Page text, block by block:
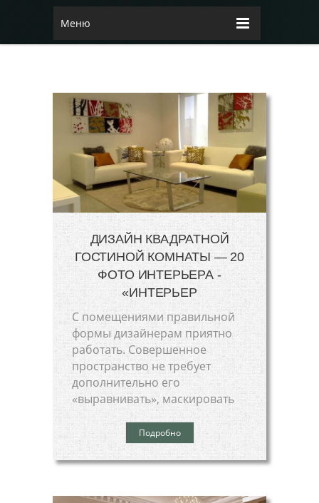
Меню
ДИЗАЙН КВАДРАТНОЙ
ГОСТИНОЙ КОМНАТЫ — 20
ФОТО ИНТЕРЬЕРА -
«ИНТЕРЬЕР
С помещениями правильной
формы дизайнерам приятно
работать. Совершенное
пространство не требует
дополнительно его
«выравнивать», маскировать
Подробно